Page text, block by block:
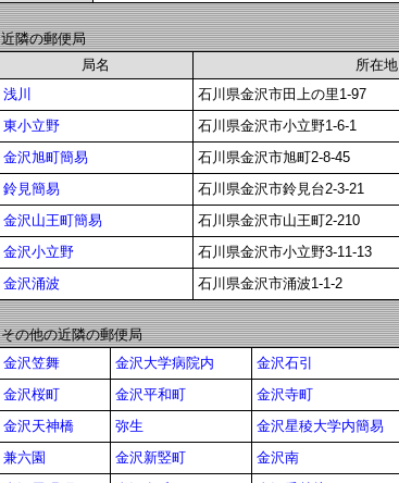
近隣の郵便局
局名
所在地
浅川
石川県金沢市田上の里1-97
東小立野
石川県金沢市小立野1-6-1
金沢旭町簡易
石川県金沢市旭町2-8-45
鈴見簡易
石川県金沢市鈴見台2-3-21
金沢山王町簡易
石川県金沢市山王町2-210
金沢小立野
石川県金沢市小立野3-11-13
金沢涌波
石川県金沢市涌波1-1-2
その他の近隣の郵便局
金沢笠舞
金沢大学病院内 金沢石引
金沢桜町
金沢平和町 金沢寺町
金沢天神橋
弥生 金沢星稜大学内簡易
兼六園
金沢新竪町 金沢南